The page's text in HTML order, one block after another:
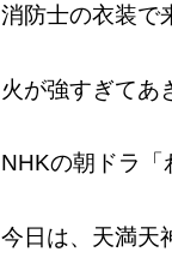
消防士の衣装で
火が強すぎてあ
NHKの朝ドラ「
今日は、天満天